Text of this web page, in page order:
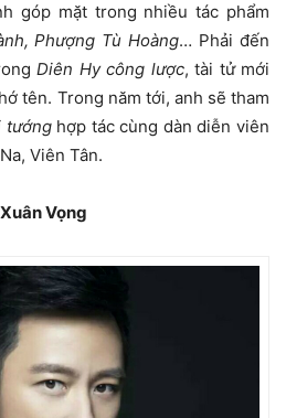
góp mặt trong nhiều tác phẩm
Phượng Tù Hoàng… Phải đến
Diên Hy công lược, tài tử mới
tên. Trong năm tới, anh sẽ tham
tướnghợp tác cùng dàn diễn viên
Viên Tân.
Vọng